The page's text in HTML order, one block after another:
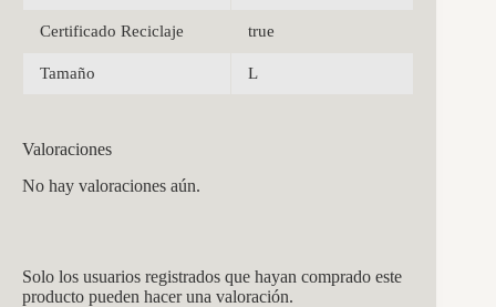
Certificado Reciclaje true
Tamaño L
Valoraciones
No hay valoraciones aún.
Solo los usuarios registrados que hayan comprado este
producto pueden hacer una valoración.